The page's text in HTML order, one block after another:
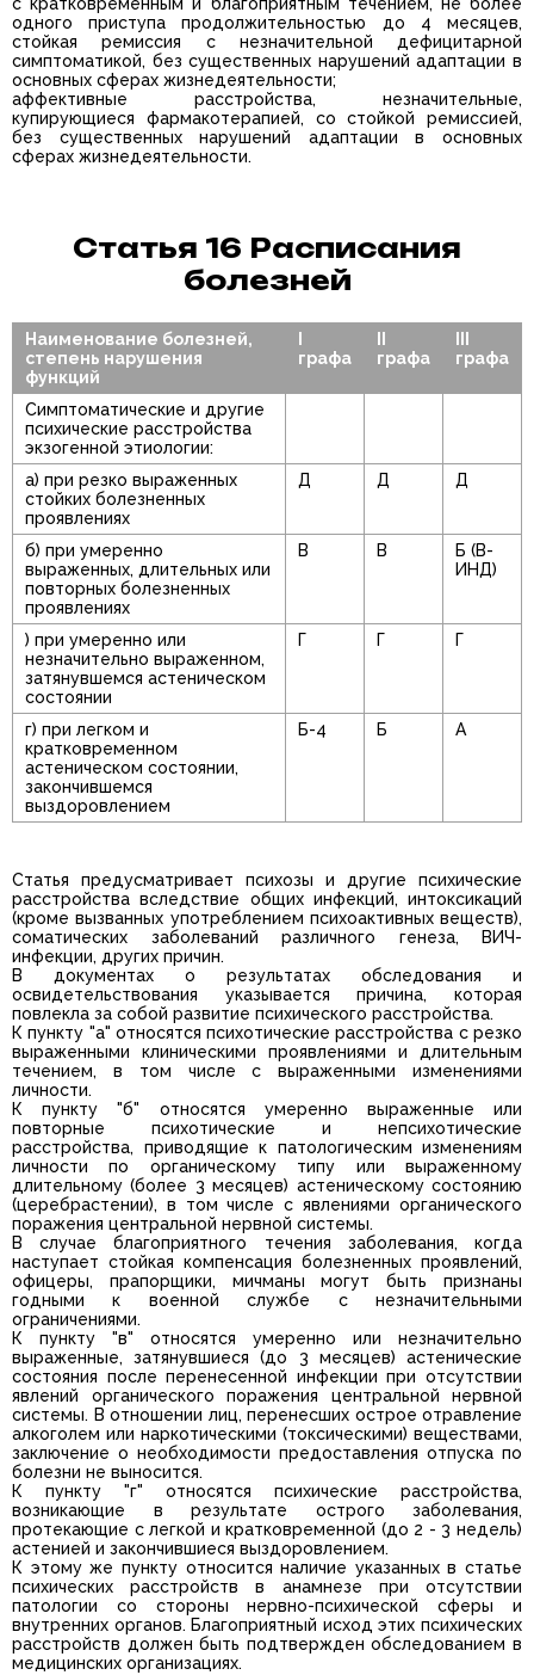
одного приступа продолжительностью до 4 месяцев,
стойкая ремиссия с незначительной дефицитарной
симптоматикой, без существенных нарушений адаптации в
основных сферах жизнедеятельности;
аффективные расстройства, незначительные,
купирующиеся фармакотерапией, со стойкой ремиссией,
без существенных нарушений адаптации в основных
сферах жизнедеятельности.
Статья 16 Расписания
болезней
Наименование болезней,
степень нарушения
функций
графа
графа
графа
Симптоматические и другие
психические расстройства
экзогенной этиологии:
а) при резко выраженных
стойких болезненных
проявлениях
Д Д Д
б) при умеренно
выраженных, длительных или
повторных болезненных
проявлениях
В В
Б (В-
ИНД)
) при умеренно или
незначительно выраженном,
затянувшемся астеническом
состоянии
Г Г Г
г) при легком и
кратковременном
астеническом состоянии,
закончившемся
выздоровлением
Б-4 Б А
Статья предусматривает психозы и другие психические
расстройства вследствие общих инфекций, интоксикаций
(кроме вызванных употреблением психоактивных веществ),
соматических заболеваний различного генеза, ВИЧ-
инфекции, других причин.
В документах о результатах обследования и
освидетельствования указывается причина, которая
повлекла за собой развитие психического расстройства.
К пункту "а" относятся психотические расстройства с резко
выраженными клиническими проявлениями и длительным
течением, в том числе с выраженными изменениями
личности.
К пункту "б" относятся умеренно выраженные или
повторные психотические и непсихотические
расстройства, приводящие к патологическим изменениям
личности по органическому типу или выраженному
длительному (более 3 месяцев) астеническому состоянию
(церебрастении), в том числе с явлениями органического
поражения центральной нервной системы.
В случае благоприятного течения заболевания, когда
наступает стойкая компенсация болезненных проявлений,
офицеры, прапорщики, мичманы могут быть признаны
годными к военной службе с незначительными
ограничениями.
К пункту "в" относятся умеренно или незначительно
выраженные, затянувшиеся (до 3 месяцев) астенические
состояния после перенесенной инфекции при отсутствии
явлений органического поражения центральной нервной
системы. В отношении лиц, перенесших острое отравление
алкоголем или наркотическими (токсическими) веществами,
заключение о необходимости предоставления отпуска по
болезни не выносится.
К пункту "г" относятся психические расстройства,
возникающие в результате острого заболевания,
протекающие с легкой и кратковременной (до 2 - 3 недель)
астенией и закончившиеся выздоровлением.
К этому же пункту относится наличие указанных в статье
психических расстройств в анамнезе при отсутствии
патологии со стороны нервно-психической сферы и
внутренних органов. Благоприятный исход этих психических
расстройств должен быть подтвержден обследованием в
медицинских организациях.